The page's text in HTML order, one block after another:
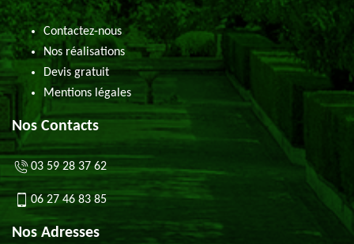
Contactez-nous
Nos réalisations
Devis gratuit
Mentions légales
Nos Contacts
03 59 28 37 62
06 27 46 83 85
Nos Adresses